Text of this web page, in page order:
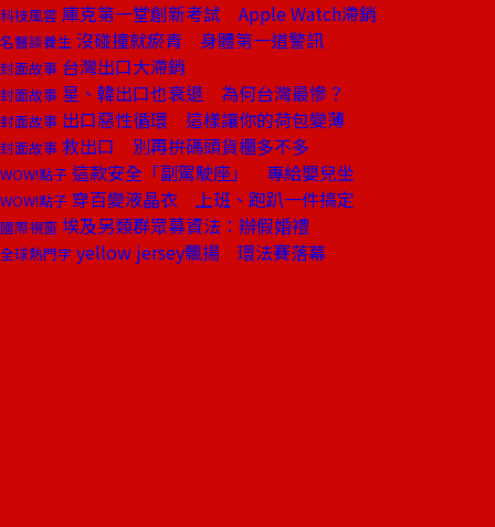
科技風雲 庫克第一堂創新考試 Apple Watch滯銷
名醫談養生 沒碰撞就瘀青 身體第一道警訊
封面故事 台灣出口大滯銷
封面故事 星、韓出口也衰退 為何台灣最慘？
封面故事 出口惡性循環 這樣讓你的荷包變薄
封面故事 救出口 別再拚碼頭貨櫃多不多
WOW!點子 這款安全「副駕駛座」 專給嬰兒坐
WOW!點子 穿百變液晶衣 上班、跑趴一件搞定
國際視窗 埃及另類群眾募資法：辦假婚禮
全球熱門字 yellow jersey飄揚 環法賽落幕